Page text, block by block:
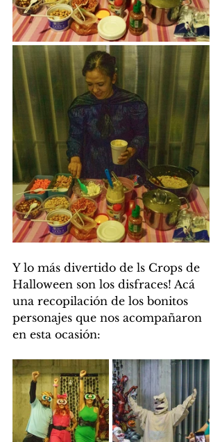
Y lo más divertido de ls Crops de
Halloween son los disfraces! Acá
una recopilación de los bonitos
personajes que nos acompañaron
en esta ocasión: